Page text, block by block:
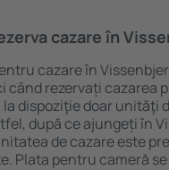
cazare în
cazare în
când rezervați cazarea
la dispoziţie doar unităţi
după ce ajungeți în
de cazare este
Plata pentru cameră